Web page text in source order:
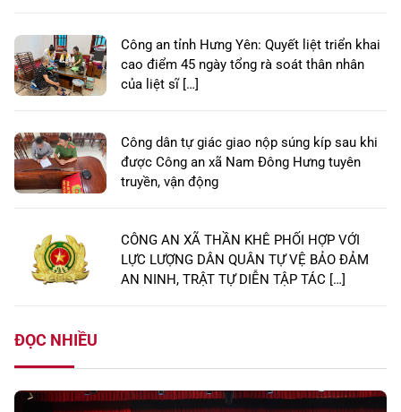
Công an tỉnh Hưng Yên: Quyết liệt triển khai
cao điểm 45 ngày tổng rà soát thân nhân
của liệt sĩ […]
Công dân tự giác giao nộp súng kíp sau khi
được Công an xã Nam Đông Hưng tuyên
truyền, vận động
CÔNG AN XÃ THẦN KHÊ PHỐI HỢP VỚI
LỰC LƯỢNG DÂN QUÂN TỰ VỆ BẢO ĐẢM
AN NINH, TRẬT TỰ DIỄN TẬP TÁC […]
ĐỌC NHIỀU